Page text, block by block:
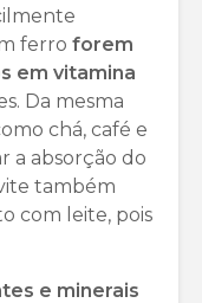
ferro forem
em vitamina
Da mesma
chá, café e
a absorção do
também
com leite, pois
e minerais